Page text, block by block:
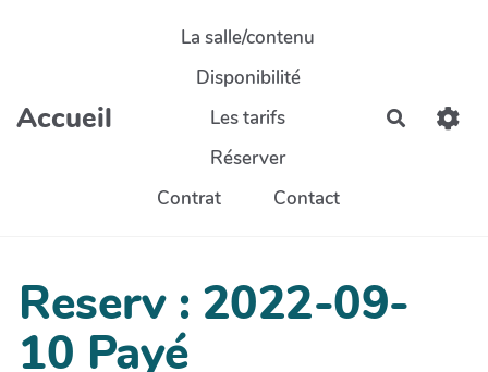
Aller au contenu principal
Accueil
La salle/contenu
Disponibilité
Les tarifs
Réserver
Contrat
Contact
Reserv : 2022-09-
10 Payé